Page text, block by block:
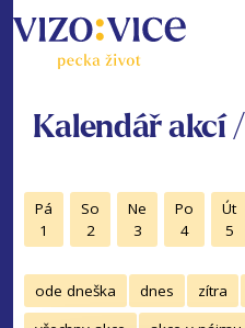
Kalendář akcí /
Pá
1
So
2
Ne
3
Po
4
Út
5
ode dneška dnes zítra